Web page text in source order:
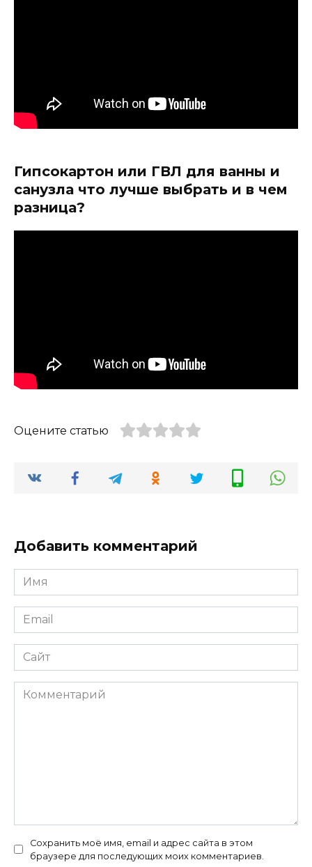
Гипсокартон или ГВЛ для ванны и
санузла что лучше выбрать и в чем
разница?
Оцените статью
Добавить комментарий
Имя
*
Email
*
Сайт
Комментарий
Сохранить моё имя, email и адрес сайта в этом
браузере для последующих моих комментариев.